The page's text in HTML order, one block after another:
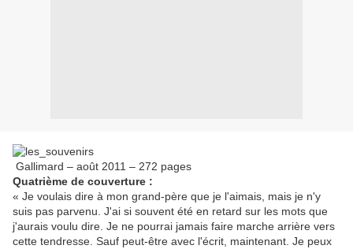
Gallimard – août 2011 – 272 pages
Quatrième de couverture :
« Je voulais dire à mon grand-père que je l'aimais, mais je n'y
suis pas parvenu. J'ai si souvent été en retard sur les mots que
j'aurais voulu dire. Je ne pourrai jamais faire marche arrière vers
cette tendresse. Sauf peut-être avec l'écrit, maintenant. Je peux